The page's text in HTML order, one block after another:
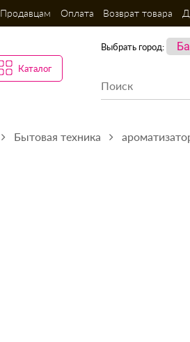
Продавцам Оплата Возврат товара
Каталог
Выбрать город:
Бытовая техника